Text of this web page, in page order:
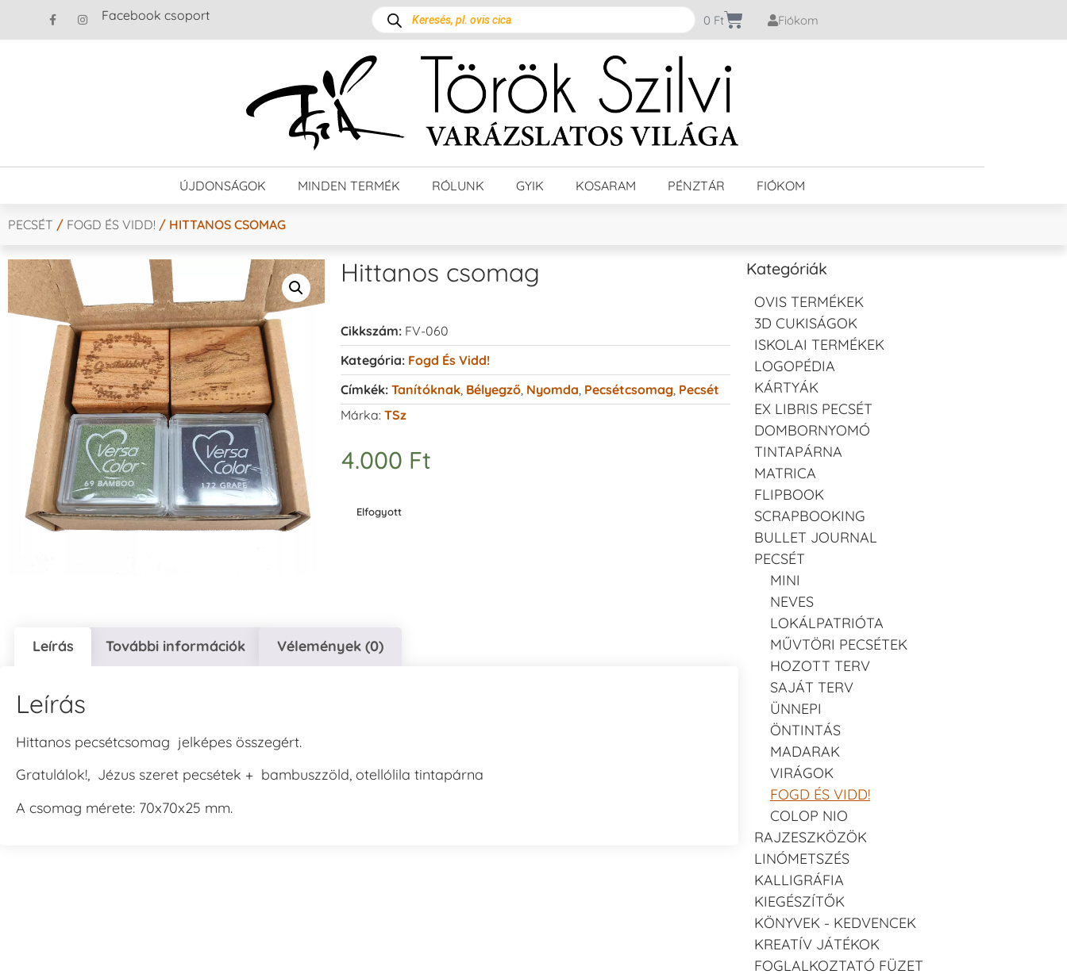
Facebook csoport 0 Ft Fiókom
ÚJDONSÁGOK MINDEN TERMÉK RÓLUNK GYIK KOSARAM PÉNZTÁR FIÓKOM
PECSÉT / FOGD ÉS VIDD! / HITTANOS CSOMAG
Hittanos csomag
Cikkszám: FV-060
Kategória: Fogd És Vidd!
Címkék: Tanítóknak, Bélyegző, Nyomda Pecsétcsomag, Pecsét
Márka: TSz
4.000 Ft
Elfogyott
Leírás További információk Vélemények (0)
Leírás
Hittanos pecsétcsomag jelképes összegért.
Gratulálok!, Jézus szeret pecsétek + bambuszzöld, otellólila tintapárna
A csomag mérete: 70x70x25 mm.
Kategóriák
OVIS TERMÉKEK
3D CUKISÁGOK
ISKOLAI TERMÉKEK
LOGOPÉDIA
KÁRTYÁK
EX LIBRIS PECSÉT
DOMBORNYOMÓ
TINTAPÁRNA
MATRICA
FLIPBOOK
SCRAPBOOKING
BULLET JOURNAL
PECSÉT
MINI
NEVES
LOKÁLPATRIÓTA
MŰVTÖRI PECSÉTEK
HOZOTT TERV
SAJÁT TERV
ÜNNEPI
ÖNTINTÁS
MADARAK
VIRÁGOK
FOGD ÉS VIDD!
COLOP NIO
RAJZESZKÖZÖK
LINÓMETSZÉS
KALLIGRÁFIA
KIEGÉSZÍTŐK
KÖNYVEK - KEDVENCEK
KREATÍV JÁTÉKOK
FOGLALKOZTATÓ FÜZET